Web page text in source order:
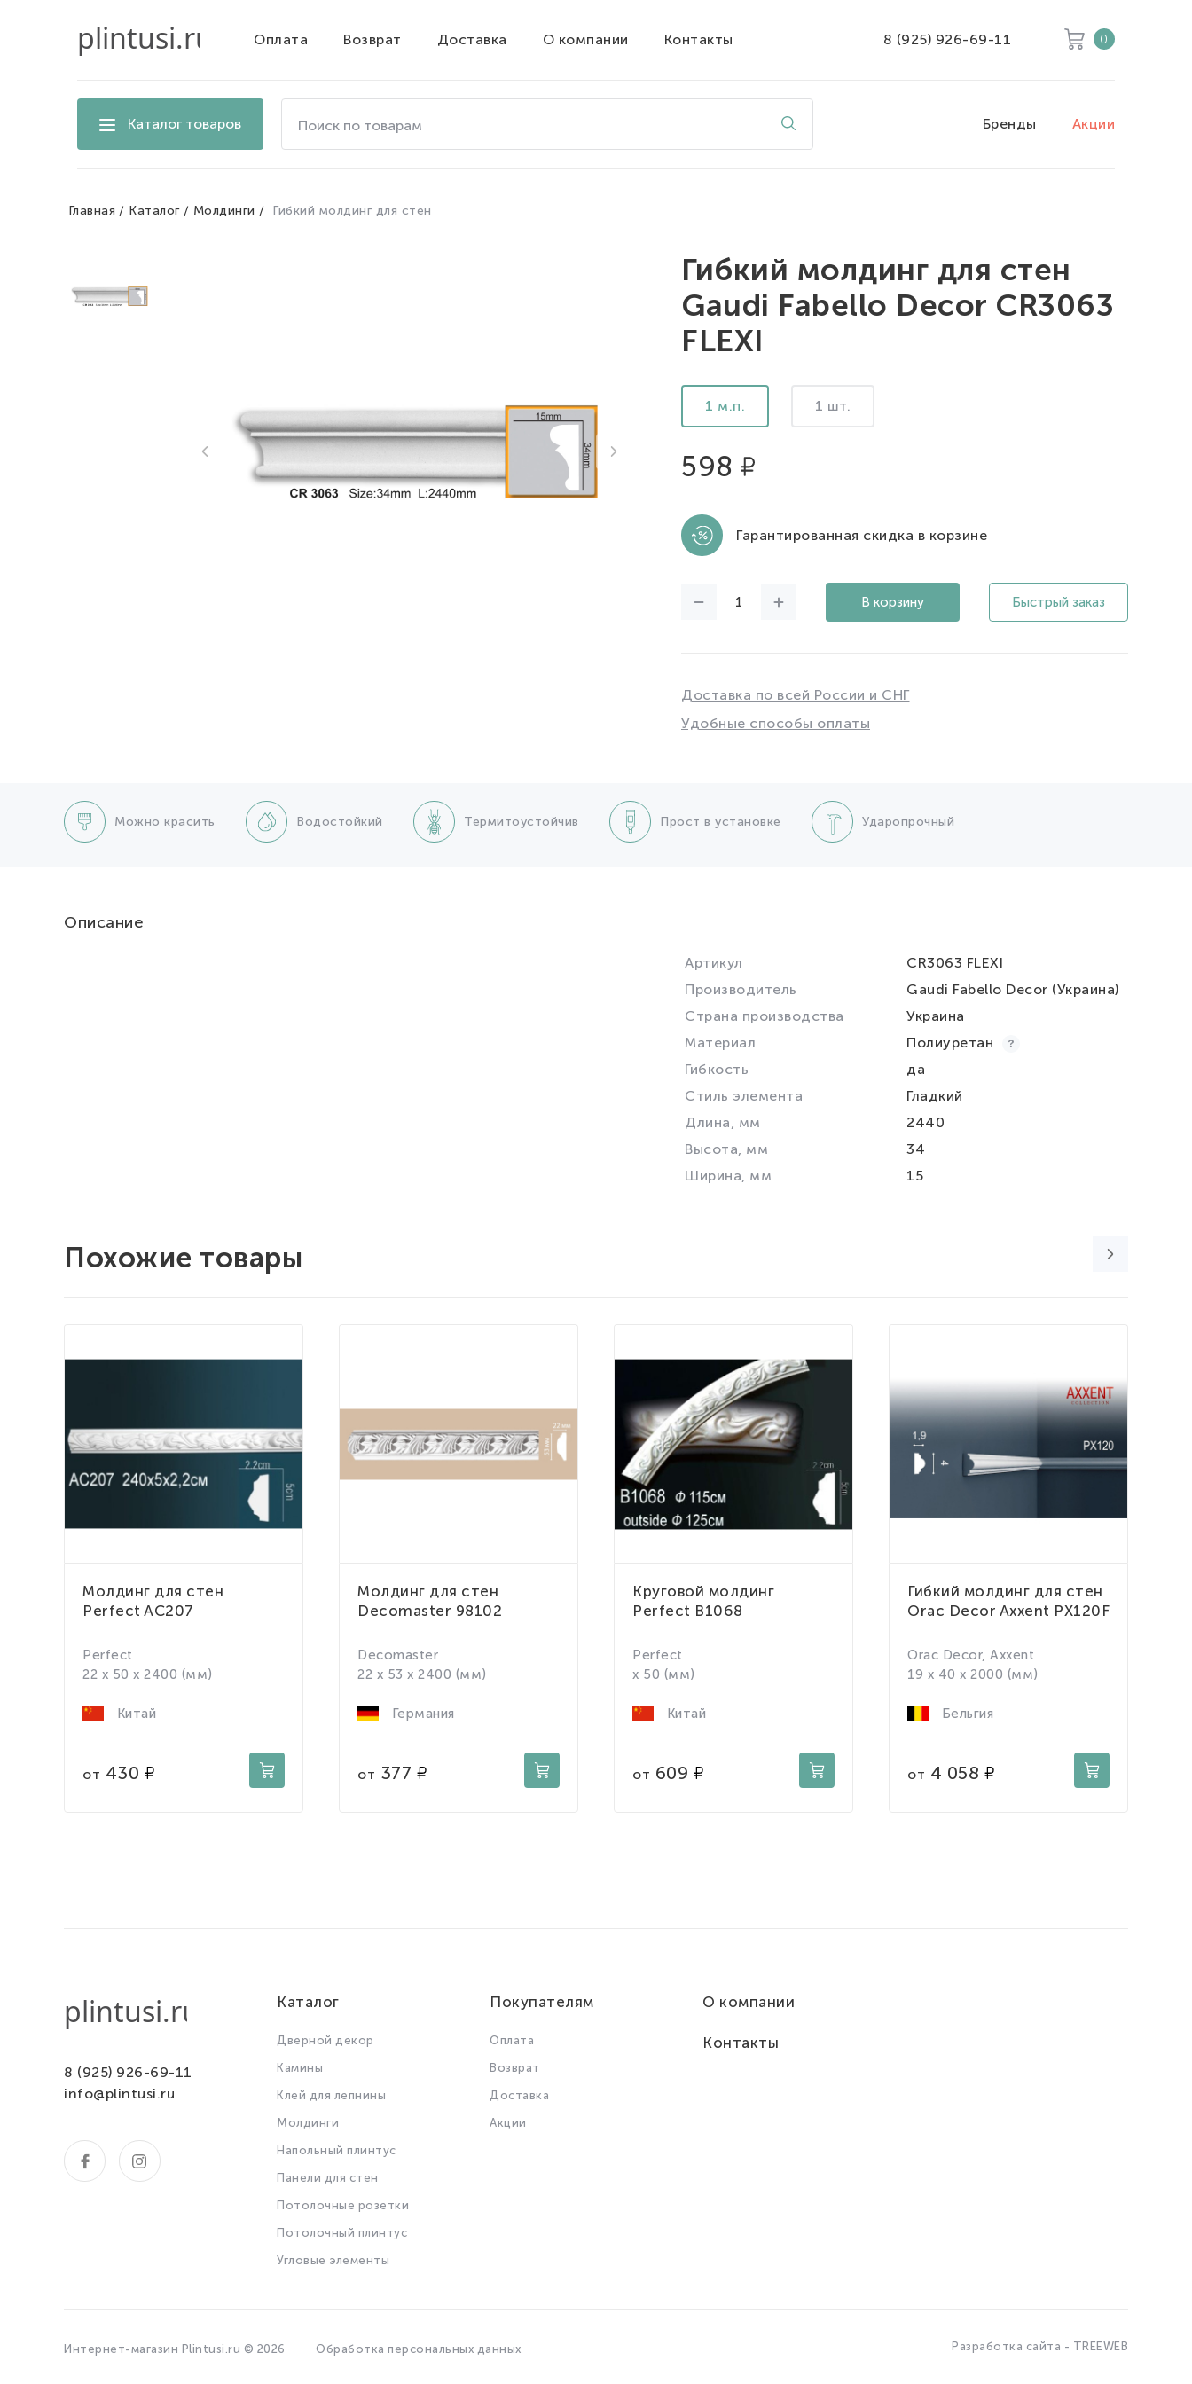
Оплата Возврат Доставка О компании Контакты 8 (925) 926-69-11 0
Каталог товаров
товарам
Бренды Акции
Главная Каталог Молдинги Гибкий молдинг для стен
Гибкий молдинг для стен
Gaudi Fabello Decor CR3063
FLEXI
1 м.п. 1 шт.
598
Гарантированная скидка в корзине
В корзину Быстрый заказ
Доставка по всей России и СНГ
Удобные способы оплаты
Можно красить Водостойкий Термитоустойчив Прост в установке Ударопрочный
Описание
Артикул
CR3063 FLEXI
Производитель
Gaudi Fabello Decor (Украина)
Страна производства
Украина
Материал
Полиуретан
Гибкость
да
Стиль элемента
Гладкий
Длина, мм
2440
Высота, мм
34
Ширина, мм
15
Похожие товары
Молдинг для стен
Perfect AC207
Perfect
22 x 50 x 2400 (мм)
Китай
от 430
Молдинг для стен
Decomaster 98102
Decomaster
22 x 53 x 2400 (мм)
Германия
от 377
Круговой молдинг
Perfect B1068
Perfect
x 50 (мм)
Китай
от 609
Гибкий молдинг для стен
Orac Decor Axxent PX120F
Orac Decor, Axxent
19 x 40 x 2000 (мм)
Бельгия
от 4 058
8 (925) 926-69-11
info@plintusi.ru
Каталог
Дверной декор
Камины
Клей для лепнины
Молдинги
Напольный плинтус
Панели для стен
Потолочные розетки
Потолочный плинтус
Угловые элементы
Покупателям
Оплата
Возврат
Доставка
Акции
О компании
Контакты
Интернет-магазин Plintusi.ru © 2026 Обработка персональных данных Разработка сайта - TREEWEB